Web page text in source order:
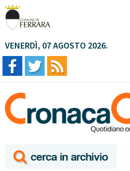
VENERDÌ, 07 AGOSTO 2026.